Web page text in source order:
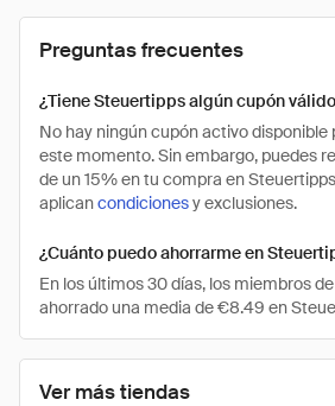
Ver más tiendas
Preguntas frecuentes
¿Tiene Steuertipps algún cupón
No hay ningún cupón activo
este momento. Sin embargo, puedes
de un 15% en tu compra en
aplicancondicionesy exclusiones.
¿Cuánto puedo ahorrarme en
En los últimos 30 días, los miembros
ahorrado una media de €8.49 en